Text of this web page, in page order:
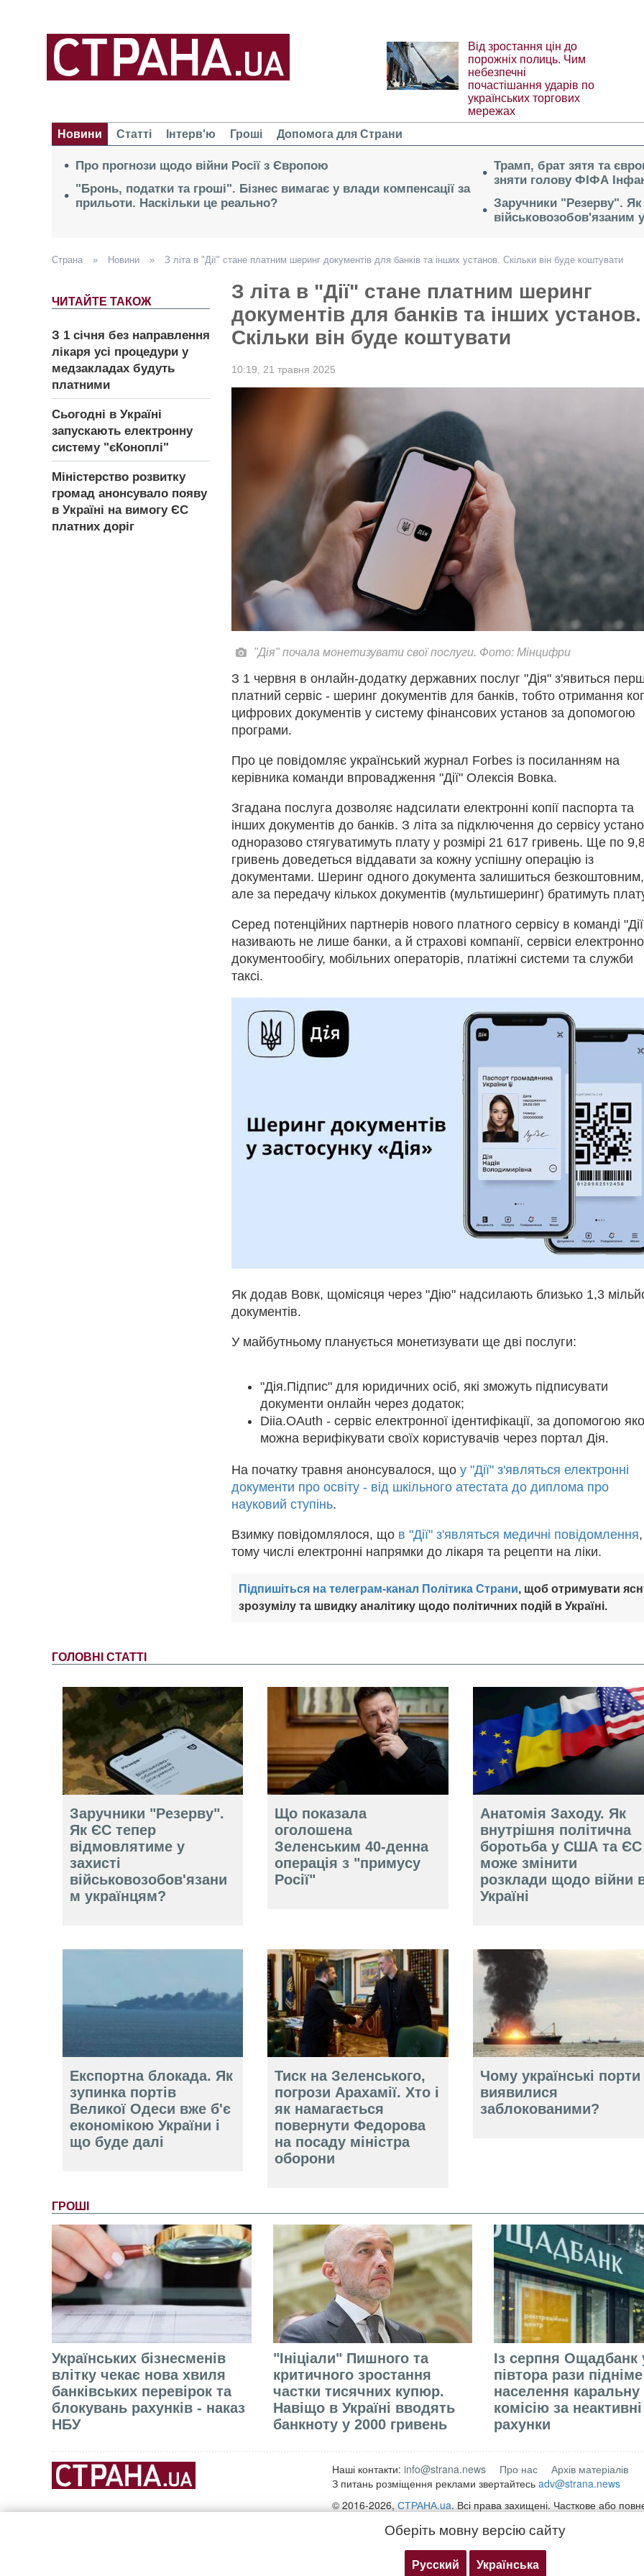
Від зростання цін до
порожніх полиць. Чим
небезпечні
почастішання ударів по
українських торгових
мережах
Новини
Статті Інтерв'ю Гроші Допомога для Страни
Про прогнози щодо війни Росії з Європою
"Бронь, податки та гроші". Бізнес вимагає у влади компенсації за
прильоти. Наскільки це реально?
Трамп, брат зятя та
зняти голову ФІФА
Заручники "Резерву".
військовозобов'язаним
Страна » Новини » З літа в "Дії" стане платним шеринг документів для банків та інших установ. Скільки він буде коштувати
ЧИТАЙТЕ ТАКОЖ
З 1 січня без направлення
лікаря усі процедури у
медзакладах будуть
платними
Сьогодні в Україні
запускають електронну
систему "єКоноплі"
Міністерство розвитку
громад анонсувало появу
в Україні на вимогу ЄС
платних доріг
З літа в "Дії" стане платним шеринг
документів для банків та інших установ.
Скільки він буде коштувати
10:19, 21 травня 2025
"Дія" почала монетизувати свої послуги. Фото: Мінцифри
З 1 червня в онлайн-додатку державних послуг "Дія" з'явиться
платний сервіс - шеринг документів для банків, тобто отримання
цифрових документів у систему фінансових установ за допомогою
програми.
Про це повідомляє український журнал Forbes із посиланням на
керівника команди впровадження "Дії" Олексія Вовка.
Згадана послуга дозволяє надсилати електронні копії паспорта та
інших документів до банків. З літа за підключення до сервісу
одноразово стягуватимуть плату у розмірі 21 617 гривень. Ще по
гривень доведеться віддавати за кожну успішну операцію із
документами. Шеринг одного документа залишиться безкоштовним,
але за передачу кількох документів (мультишеринг) братимуть
Серед потенційних партнерів нового платного сервісу в команді
називають не лише банки, а й страхові компанії, сервіси
документообігу, мобільних операторів, платіжні системи та служби
таксі.
Як додав Вовк, щомісяця через "Дію" надсилають близько 1,3
документів.
У майбутньому планується монетизувати ще дві послуги:
"Дія.Підпис" для юридичних осіб, які зможуть підписувати
документи онлайн через додаток;
Diia.OAuth - сервіс електронної ідентифікації, за допомогою
можна верифікувати своїх користувачів через портал Дія.
На початку травня анонсувалося, що у "Дії" з'являться електронні
документи про освіту - від шкільного атестата до диплома про
науковий ступінь.
Взимку повідомлялося, що в "Дії" з'являться медичні повідомлення
тому числі електронні напрямки до лікаря та рецепти на ліки.
Підпишіться на телеграм-канал Політика Страни, щоб отримувати
зрозумілу та швидку аналітику щодо політичних подій в Україні.
ГОЛОВНІ СТАТТІ
Заручники "Резерву".
Як ЄС тепер
відмовлятиме у
захисті
військовозобов'язани
м українцям?
Що показала
оголошена
Зеленським 40-денна
операція з "примусу
Росії"
Анатомія Заходу. Як
внутрішня політична
боротьба у США та ЄС
може змінити
розклади щодо війни
Україні
Експортна блокада. Як
зупинка портів
Великої Одеси вже б'є
економікою України і
що буде далі
Тиск на Зеленського,
погрози Арахамії. Хто і
як намагається
повернути Федорова
на посаду міністра
оборони
Чому українські порти
виявилися
заблокованими?
ГРОШІ
Українських бізнесменів
влітку чекає нова хвиля
банківських перевірок та
блокувань рахунків - наказ
НБУ
"Ініціали" Пишного та
критичного зростання
частки тисячних купюр.
Навіщо в Україні вводять
банкноту у 2000 гривень
Із серпня Ощадбанк
півтора рази
населення каральну
комісію за неактивні
рахунки
Наші контакти: info@strana.news Про нас
Архів матеріалів
З питань розміщення реклами звертайтесь adv@strana.news
© 2016-2026, СТРАНА.ua. Всі права захищені. Часткове або
для пошукових систем гіперпосилання на безпосередню адресу
Будь-яке копіювання, публікація, передрук чи відтворення
Оберіть мовну версію сайту
Русский Українська